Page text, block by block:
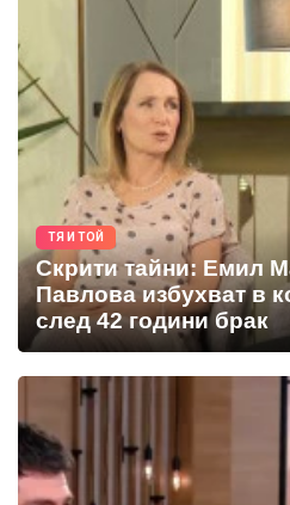
ТЯ И ТОЙ
Скрити тайни: Емил
Павлова избухват в
след 42 години брак